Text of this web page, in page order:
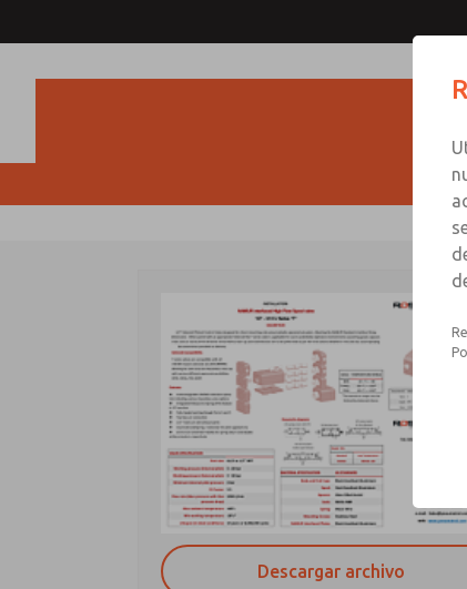
Descargar archivo